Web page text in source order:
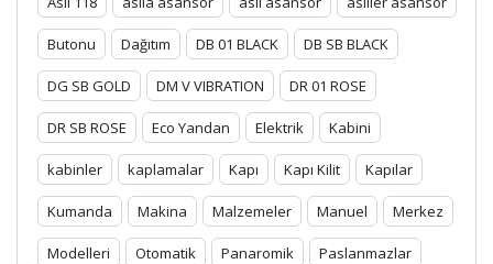
Butonu Dağıtım DB 01 BLACK DB SB BLACK
DG SB GOLD DM V VIBRATION DR 01 ROSE
DR SB ROSE Eco Yandan Elektrik Kabini
kabinler kaplamalar Kapı Kapı Kilit Kapılar
Kumanda Makina Malzemeler Manuel Merkez
Modelleri Otomatik Panaromik Paslanmazlar